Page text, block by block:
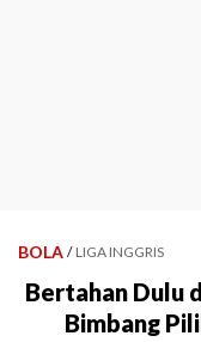
BOLA / LIGA INGGRIS
Bertahan Dulu
Bimbang